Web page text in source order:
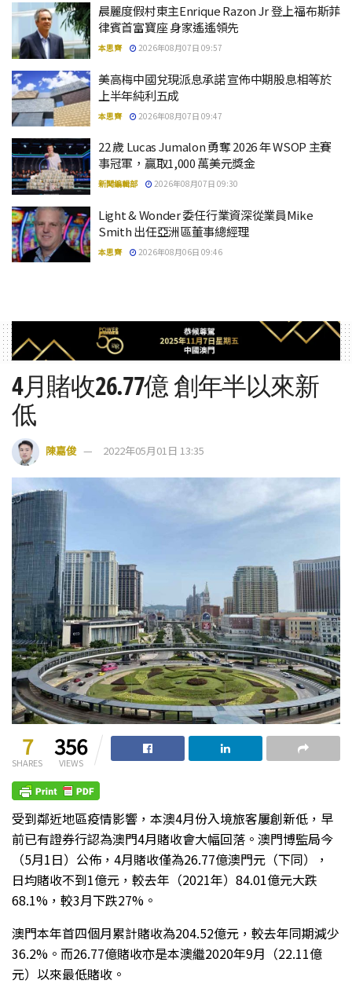
晨麗度假村東主Enrique Razon Jr 登上福布斯菲
律賓首富寶座 身家遙遙領先
本思齊 2026年08月07日 09:57
美高梅中國兌現派息承諾 宣佈中期股息相等於
上半年純利五成
本思齊 2026年08月07日 09:47
22 歲 Lucas Jumalon 勇奪 2026 年 WSOP 主賽
事冠軍，贏取1,000 萬美元獎金
新聞編輯部 2026年08月07日 09:30
Light & Wonder 委任行業資深從業員Mike
Smith 出任亞洲區董事總經理
本思齊 2026年08月06日 09:46
4月賭收26.77億 創年半以來新
低
陳嘉俊 2022年05月01日 13:35
7
SHARES
356
VIEWS
受到鄰近地區疫情影響，本澳4月份入境旅客屢創新低，早
前已有證券行認為澳門4月賭收會大幅回落。澳門博監局今
（5月1日）公佈，4月賭收僅為26.77億澳門元（下同），
日均賭收不到1億元，較去年（2021年）84.01億元大跌
68.1%，較3月下跌27%。
澳門本年首四個月累計賭收為204.52億元，較去年同期減少
36.2%。而26.77億賭收亦是本澳繼2020年9月（22.11億
元）以來最低賭收。